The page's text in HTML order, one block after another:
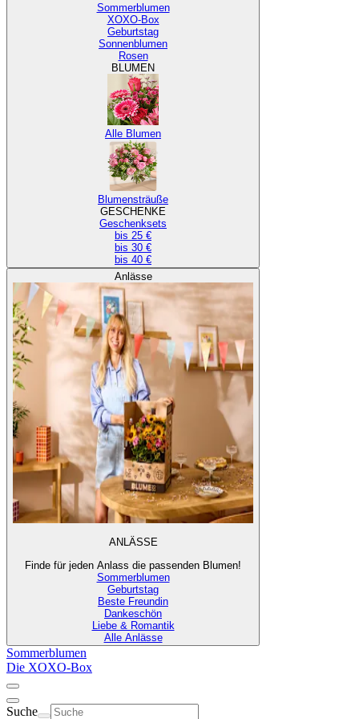
Sommerblumen
XOXO-Box
Geburtstag
Sonnenblumen
Rosen
BLUMEN
Alle Blumen
Blumensträuße
GESCHENKE
Geschenksets
bis 25 €
bis 30 €
bis 40 €
Anlässe
ANLÄSSE
Finde für jeden Anlass die passenden Blumen!
Sommerblumen
Geburtstag
Beste Freundin
Dankeschön
Liebe & Romantik
Alle Anlässe
Sommerblumen
Die XOXO-Box
Suche